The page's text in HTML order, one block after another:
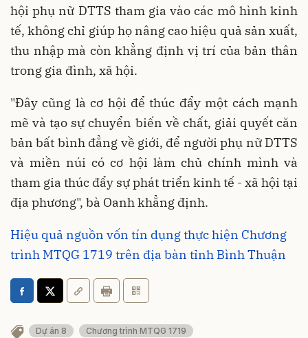
hội phụ nữ DTTS tham gia vào các mô hình kinh
tế, không chỉ giúp họ nâng cao hiệu quả sản xuất,
thu nhập mà còn khẳng định vị trí của bản thân
trong gia đình, xã hội.
"Đây cũng là cơ hội để thúc đẩy một cách mạnh
mẽ và tạo sự chuyển biến về chất, giải quyết căn
bản bất bình đẳng về giới, để người phụ nữ DTTS
và miền núi có cơ hội làm chủ chính mình và
tham gia thúc đẩy sự phát triển kinh tế - xã hội tại
địa phương", bà Oanh khẳng định.
Hiệu quả nguồn vốn tín dụng thực hiện Chương
trình MTQG 1719 trên địa bàn tỉnh Bình Thuận
Dự án 8
Chương trình MTQG 1719